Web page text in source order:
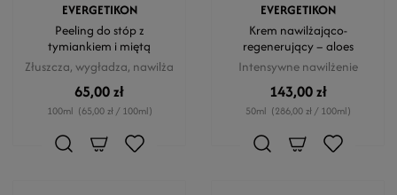
EVERGETIKON
Peeling do stóp z
tymiankiem i miętą
Złuszcza, wygładza, nawilża
65,00 zł
100ml (65,00 zł / 100ml)
EVERGETIKON
Krem nawilżająco-
regenerujący – aloes
Intensywne nawilżenie
143,00 zł
50ml (286,00 zł / 100ml)